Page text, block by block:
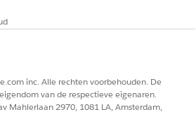
definities maken en deze
van partij.
voor recordtotalen
inc. Alle rechten voorbehouden. De
van de respectieve eigenaren.
Mahlerlaan 2970, 1081 LA, Amsterdam,